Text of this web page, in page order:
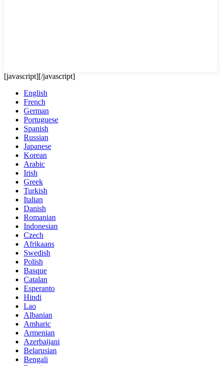
[javascript][/javascript]
English
French
German
Portuguese
Spanish
Russian
Japanese
Korean
Arabic
Irish
Greek
Turkish
Italian
Danish
Romanian
Indonesian
Czech
Afrikaans
Swedish
Polish
Basque
Catalan
Esperanto
Hindi
Lao
Albanian
Amharic
Armenian
Azerbaijani
Belarusian
Bengali